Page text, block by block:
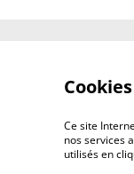
©2026
Cookies
Ce site
nos services
utilisés en